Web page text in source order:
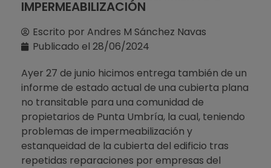
IMPERMEABILIZACIÓN
Escrito por Andres M Sánchez Navas
Publicado el 28/06/2024
Ayer 27 de junio hicimos entrega también de un
informe de estado actual de una cubierta plana
no transitable para una comunidad de
propietarios de Punta Umbría, la cual, teniendo
problemas de impermeabilización y
estanqueidad de la cubierta del edificio tras
repetidas reparaciones por empresas del